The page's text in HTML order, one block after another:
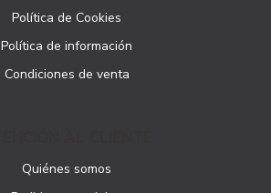
Política de Cookies
Política de información
Condiciones de venta
Quiénes somos